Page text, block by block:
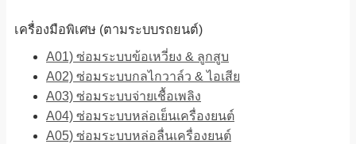
เครื่องมือพิเศษ (ตามระบบรถยนต์)
A01) ซ่อมระบบข้อเหวี่ยง & ลูกสูบ
A02) ซ่อมระบบกลไกวาล์ว & ไอเสีย
A03) ซ่อมระบบจ่ายเชื้อเพลิง
A04) ซ่อมระบบหล่อเย็นเครื่องยนต์
A05) ซ่อมระบบหล่อลื่นเครื่องยนต์